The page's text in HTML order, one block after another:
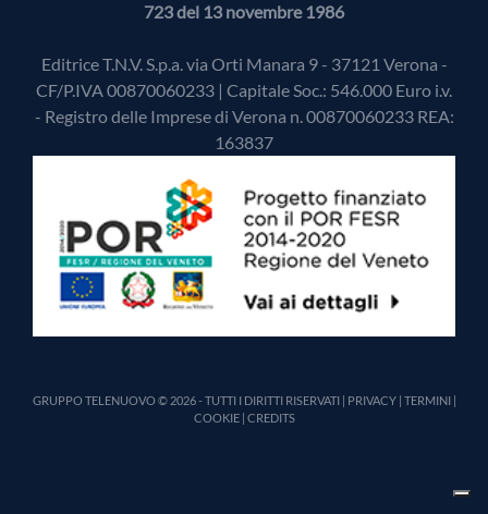
723 del 13 novembre 1986
Editrice T.N.V. S.p.a. via Orti Manara 9 - 37121 Verona -
CF/P.IVA 00870060233 | Capitale Soc.: 546.000 Euro i.v.
- Registro delle Imprese di Verona n. 00870060233 REA:
163837
GRUPPO TELENUOVO © 2026 - TUTTI I DIRITTI RISERVATI | PRIVACY| TERMINI|
COOKIE| CREDITS